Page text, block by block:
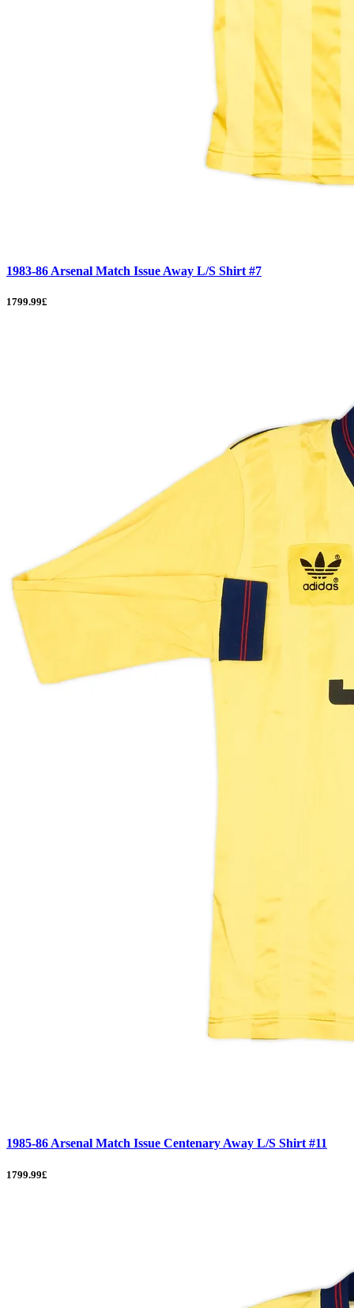
1983-86 Arsenal Match Issue Away L/S Shirt #7
1799.99£
1985-86 Arsenal Match Issue Centenary Away L/S Shirt #11
1799.99£